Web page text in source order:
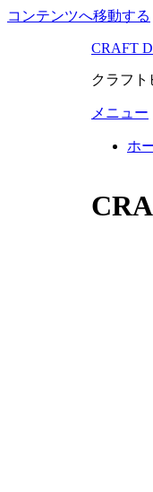
コンテンツへ移動する
CRAFT
クラフ
メニュー
ホ
タグ
: